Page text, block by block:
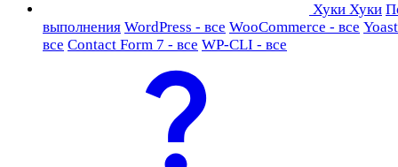
Хуки Хуки
выполнения WordPress - все WooCommerce - все
все Contact Form 7 - все WP-CLI - все